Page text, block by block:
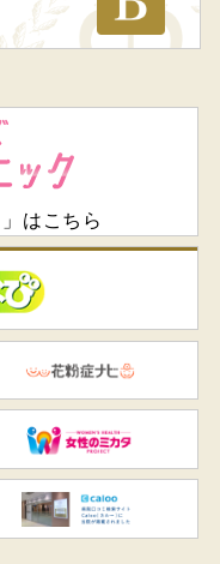
はこちら
煙.jp
、ふせごう。慢性腎臓
のはなし.com